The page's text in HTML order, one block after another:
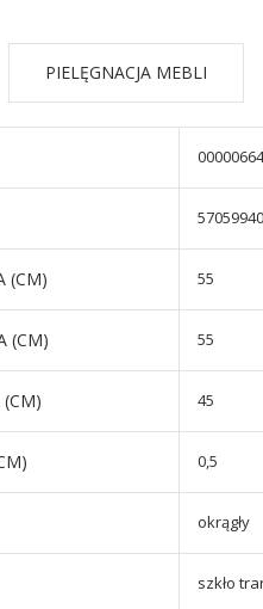
PIELĘGNACJA MEBLI
(CM) 55
(CM) 55
(CM) 45
0,5
okrągły
szkło